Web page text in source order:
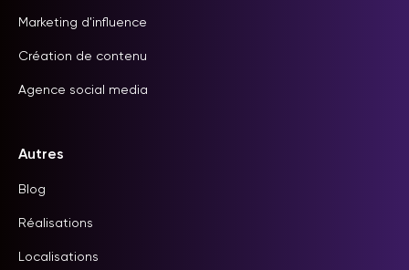
Marketing d'influence
Création de contenu
Agence social media
Autres
Blog
Réalisations
Localisations